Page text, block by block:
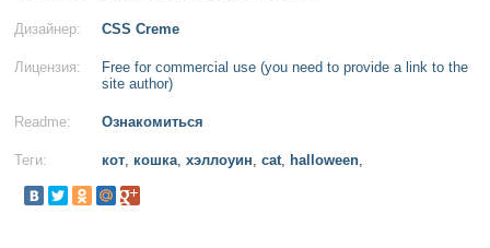
Дизайнер: CSS Creme
Лицензия:
Free for commercial use (you need to provide a link to the
site author)
Readme: Ознакомиться
Теги: кот, кошка, хэллоуин, cat, halloween,